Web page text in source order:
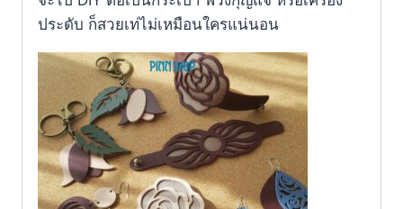
ประดับ ก็สวยเท่ไม่เหมือนใครแน่นอน